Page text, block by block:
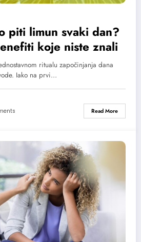
piti limun svaki dan?
koje niste znali
ritualu započinjanja dana
Iako na prvi…
Read More